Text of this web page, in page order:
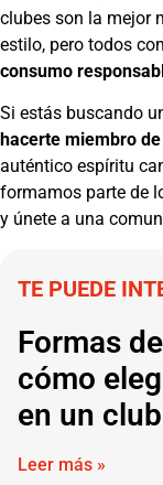
clubes son la mejor
estilo, pero todos
consumo
Si estás buscando
hacerte miembro de
auténtico espíritu
formamos parte de
y únete a una
TE PUEDE
Formas
cómo
en un
Leer más »